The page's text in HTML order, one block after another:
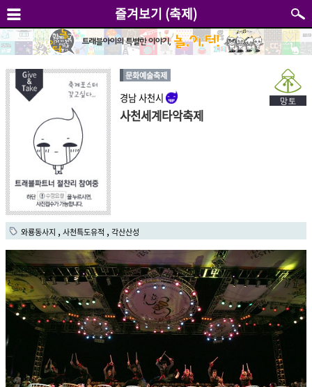
즐겨보기 (축제)
문화예술축제
경남 사천시
사천세계타악축제
와룡동사지 , 사천특도유적 , 각산산성